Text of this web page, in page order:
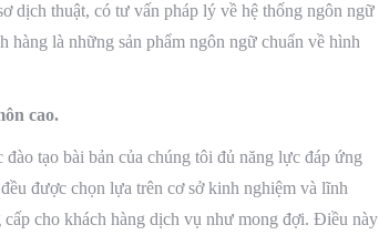
dịch thuật, có tư vấn pháp lý về hệ thống ngôn ngữ
hàng là những sản phẩm ngôn ngữ chuẩn về hình
cao.
tạo bài bản của chúng tôi đủ năng lực đáp ứng
được chọn lựa trên cơ sở kinh nghiệm và lĩnh
cho khách hàng dịch vụ như mong đợi. Điều này